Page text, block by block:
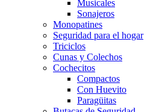
Musicales
Sonajeros
Monopatines
Seguridad para el hogar
Triciclos
Cunas y Colechos
Cochecitos
Compactos
Con Huevito
Paragüitas